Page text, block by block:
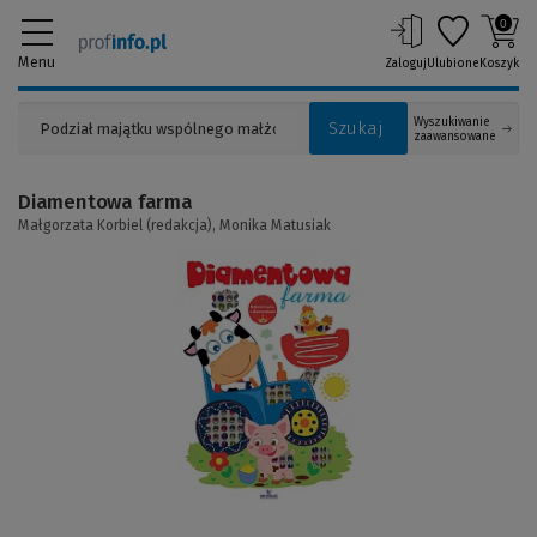
Menu
Szukaj
Wyszukiwanie
zaawansowane
ZalogujUlubione
0
Koszyk
Diamentowa farma
Małgorzata Korbiel (redakcja), Monika Matusiak